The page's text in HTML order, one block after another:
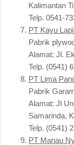
Kalimantan
Telp. 0541-
PT Kayu
Pabrik
Alamat: Jl.
Telp. (0541)
PT Lima
Pabrik
Alamat: Jl
Samarinda,
Telp. (0541)
PT Manau